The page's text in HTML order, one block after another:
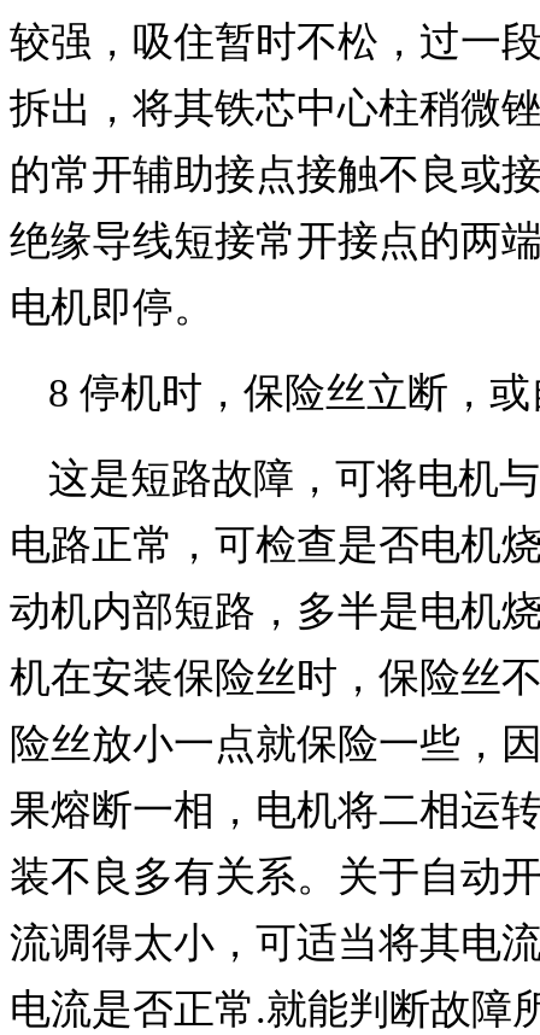
较强，吸住暂时不松，过一
拆出，将其铁芯中心柱稍微
的常开辅助接点接触不良或
绝缘导线短接常开接点的两
电机即停。
8 停机时，保险丝立断，
这是短路故障，可将电机
电路正常，可检查是否电机
动机内部短路，多半是电机
机在安装保险丝时，保险丝
险丝放小一点就保险一些，
果熔断一相，电机将二相运
装不良多有关系。关于自动
流调得太小，可适当将其电
电流是否正常.就能判断故障